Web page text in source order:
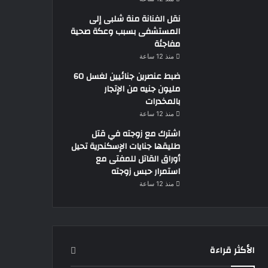
نقل الفنانة منة شلبى إلى
المستشفى بسبب وعكة صحية
مفاجئة
منذ 12 ساعة
ضبط عنصرين جنائيين لغسل 60
مليون جنيه من الإتجار
بالمخدرات
منذ 12 ساعة
اشترك مع زوجته في قتل
طليقها جنايات الإسكندرية تحيل
أوراق القاتل للمفتى مع
استمرار حبس زوجته
منذ 12 ساعة
الأكثر قراءة